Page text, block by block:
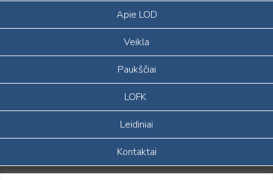
Apie LOD
Veikla
Paukščiai
LOFK
Leidiniai
Kontaktai